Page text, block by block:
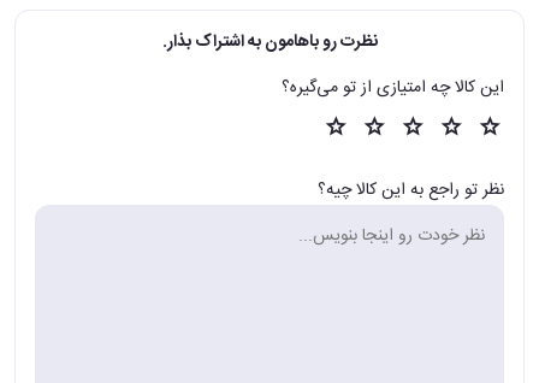
نظرت رو باهامون به اشتراک بذار.
این کالا چه امتیازی از تو می‌گیره؟
نظر تو راجع به این کالا چیه؟